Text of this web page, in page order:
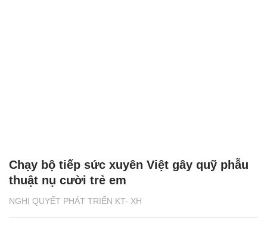
NGHỊ QUYẾT PHÁT TRIỂN KT- XH
Chạy bộ tiếp sức xuyên Việt gây quỹ phẫu
thuật nụ cười trẻ em